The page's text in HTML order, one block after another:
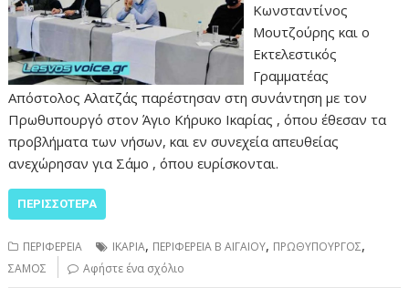
Κωνσταντίνος
Μουτζούρης και ο
Εκτελεστικός
Γραμματέας
Απόστολος Αλατζάς παρέστησαν στη συνάντηση με τον
Πρωθυπουργό στον Άγιο Κήρυκο Ικαρίας , όπου έθεσαν τα
προβλήματα των νήσων, και εν συνεχεία απευθείας
ανεχώρησαν για Σάμο , όπου ευρίσκονται.
ΠΕΡΙΣΣΌΤΕΡΑ
ΠΕΡΙΦΕΡΕΙΑ ΙΚΑΡΙΑ, ΠΕΡΙΦΕΡΕΙΑ Β ΑΙΓΑΙΟΥ, ΠΡΩΘΥΠΟΥΡΓΟΣ,
ΣΑΜΟΣ Αφήστε ένα σχόλιο